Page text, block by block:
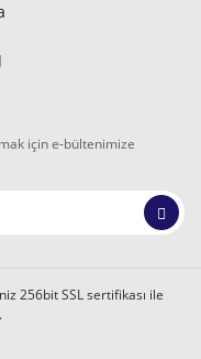
için e-bültenimize
256bit SSL sertifikası ile